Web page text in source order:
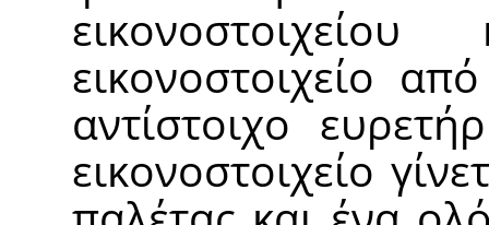
εικονοστοιχείο
αντίστοιχο
εικονοστοιχείο